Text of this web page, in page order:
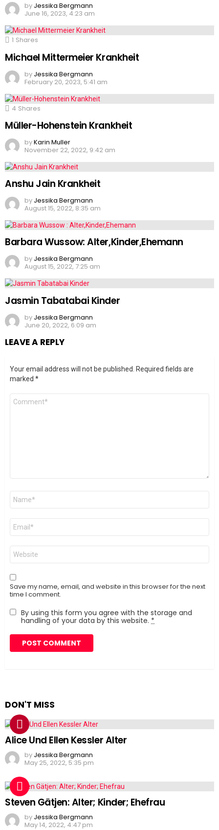
by Jessika Bergmann
June 16, 2023, 4:23 am
1 Shares
Michael Mittermeier Krankheit
by Jessika Bergmann
February 20, 2023, 5:41 am
4 Shares
Müller-Hohenstein Krankheit
byKarin Muller
November 22, 2022, 9:42 am
Anshu Jain Krankheit
by Jessika Bergmann
August 15, 2022, 8:35 am
Barbara Wussow: Alter,Kinder,Ehemann
by Jessika Bergmann
August 15, 2022, 7:25 am
Jasmin Tabatabai Kinder
by Jessika Bergmann
June 20, 2022, 6:09 am
LEAVE A REPLY
Your email address will not be published.
Required fields are
marked *
Comment
Name
Email
Website
Save my name, email, and website in this browser for the next
time I comment.
By using this form you agree with the storage and
handling of your data by this website. *
DON'T MISS
Alice Und Ellen Kessler Alter
by Jessika Bergmann
May 25, 2022, 5:35 pm
Steven Gätjen: Alter; Kinder; Ehefrau
by Jessika Bergmann
May 14, 2022, 4:47 pm